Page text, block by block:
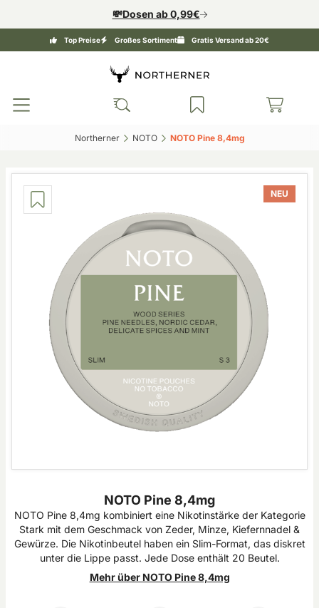
💸Dosen ab 0,99€
Top Preise Großes Sortiment Gratis Versand ab 20€
Northerner‎ NOTO‎ NOTO Pine 8,4mg‎
NEU
NOTO Pine 8,4mg
NOTO Pine 8,4mg kombiniert eine Nikotinstärke der Kategorie
Stark mit dem Geschmack von Zeder, Minze, Kiefernnadel &
Gewürze. Die Nikotinbeutel haben ein Slim-Format, das diskret
unter die Lippe passt. Jede Dose enthält 20 Beutel.
Mehr über NOTO Pine 8,4mg